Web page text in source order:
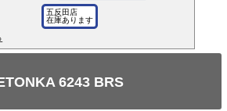
6243 BRS
五反田店
在庫あります